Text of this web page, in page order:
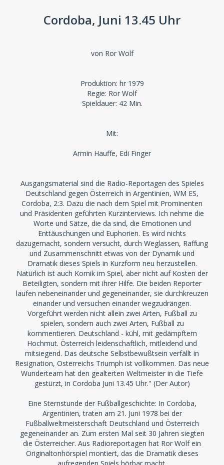
Cordoba, Juni 13.45 Uhr
von Ror Wolf
Produktion: hr 1979
Regie: Ror Wolf
Spieldauer: 42 Min.
Mit:
Armin Hauffe, Edi Finger
Ausgangsmaterial sind die Radio-Reportagen des Spieles
Deutschland gegen Österreich in Argentinien, WM ES,
Cordoba, 2:3. Dazu die nach dem Spiel mit Prominenten
und Präsidenten geführten Kurzinterviews. Ich nehme die
Worte und Sätze, die da sind, die Emotionen und
Enttäuschungen und Euphorien. Es wird nichts
dazugemacht, sondern versucht, durch Weglassen, Raffung
und Zusammenschnitt etwas von der Dynamik und
Dramatik dieses Spiels in Kurzform neu herzustellen.
Natürlich ist auch Komik im Spiel, aber nicht auf Kosten der
Beteiligten, sondern mit ihrer Hilfe. Die beiden Reporter
laufen nebeneinander und gegeneinander, sie durchkreuzen
einander und versuchen einander wegzudrängen.
Vorgeführt werden nicht allein zwei Arten, Fußball zu
spielen, sondern auch zwei Arten, Fußball zu
kommentieren. Deutschland - kühl, mit gedämpftem
Hochmut. Österreich leidenschaftlich, mitleidend und
mitsiegend. Das deutsche Selbstbewußtsein verfällt in
Resignation, Osterreichs Triumph ist vollkommen. Das neue
Wunderteam hat den gealterten Weltmeister in die Tiefe
gestürzt, in Cordoba Juni 13.45 Uhr." (Der Autor)
Eine Sternstunde der Fußballgeschichte: In Cordoba,
Argentinien, traten am 21. Juni 1978 bei der
Fußballweltmeisterschaft Deutschland und Österreich
gegeneinander an. Zum ersten Mal seit 30 Jahren siegten
die Österreicher. Aus Radioreportagen hat Ror Wolf ein
Originaltonhörspiel montiert, das die Dramatik dieses
aufregenden Spiels hörbar macht.